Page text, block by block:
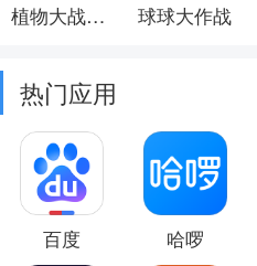
植物大战僵尸2 球球大作战
热门应用
百度 哈啰